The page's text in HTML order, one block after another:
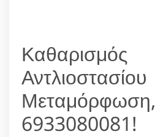
Καθαρισμός
Αντλιοστασίου
Μεταμόρφωση,
6933080081!